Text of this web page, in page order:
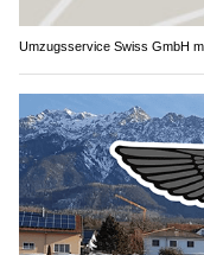
Umzugsservice Swiss GmbH